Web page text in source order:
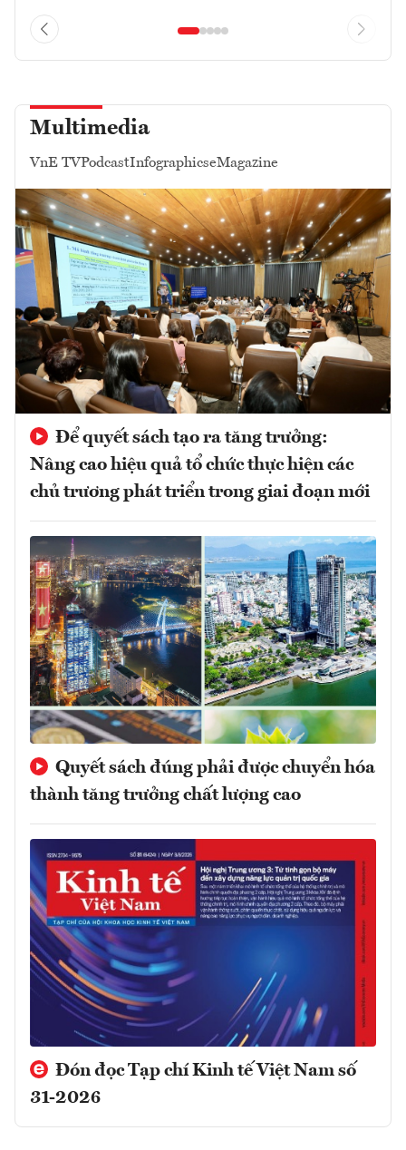
Multimedia
VnE TVPodcastInfographicseMagazine
Để quyết sách tạo ra tăng trưởng:
Nâng cao hiệu quả tổ chức thực hiện các
chủ trương phát triển trong giai đoạn mới
Quyết sách đúng phải được chuyển hóa
thành tăng trưởng chất lượng cao
Đón đọc Tạp chí Kinh tế Việt Nam số
31-2026